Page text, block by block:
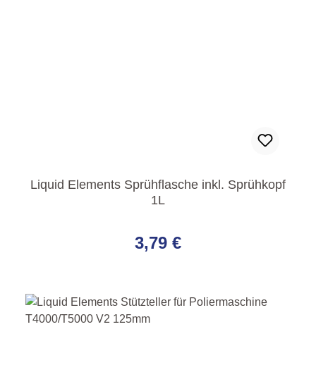
Liquid Elements Sprühflasche inkl. Sprühkopf
1L
3,79 €